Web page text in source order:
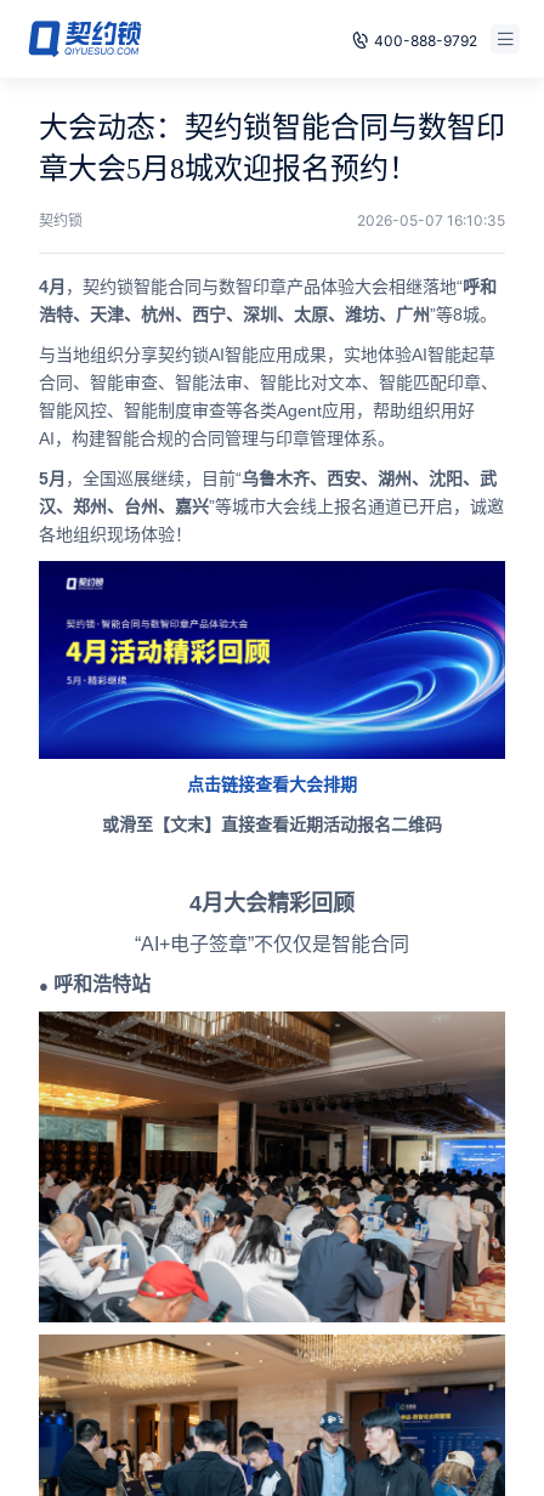
400-888-9792
电子签章
印章管控
数字存档
方案
案例
全国
合作
免费试用
已有账号，登录
大会动态：契约锁智能合同与数智印
章大会5月8城欢迎报名预约！
契约锁 2026-05-07 16:10:35
4月 ，契约锁智能合同与数智印章产品体验大会相继落地“呼和
浩特、天津、杭州、西宁、深圳、太原、潍坊、广州”等8城。
与当地组织分享契约锁AI智能应用成果，实地体验AI智能起草
合同、智能审查、智能法审、智能比对文本、智能匹配印章、
智能风控、智能制度审查等各类Agent应用，帮助组织用好
AI，构建智能合规的合同管理与印章管理体系。
5月 ，全国巡展继续，目前“乌鲁木齐、西安、湖州、沈阳、武
汉、郑州、台州、嘉兴”等城市大会线上报名通道已开启，诚邀
各地组织现场体验！
点击链接查看大会排期
或滑至【文末】直接查看近期活动报名二维码
4月大会精彩回顾
“AI+电子签章”不仅仅是智能合同
● 呼和浩特站